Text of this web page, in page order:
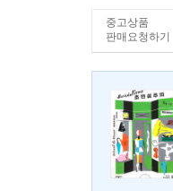
중고상품
판매요청하기